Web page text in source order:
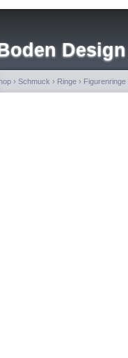
Design
› Schmuck › Ringe › Figurenringe